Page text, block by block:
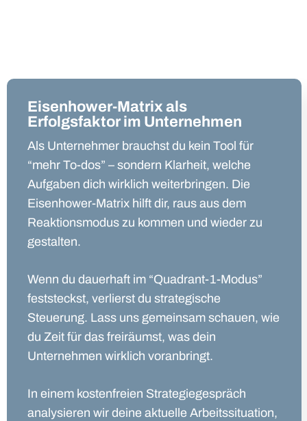
Eisenhower-Matrix als
Erfolgsfaktor im Unternehmen
Als Unternehmer brauchst du kein Tool für
“mehr To-dos” – sondern Klarheit, welche
Aufgaben dich wirklich weiterbringen. Die
Eisenhower-Matrix hilft dir, raus aus dem
Reaktionsmodus zu kommen und wieder zu
gestalten.
Wenn du dauerhaft im “Quadrant-1-Modus”
feststeckst, verlierst du strategische
Steuerung. Lass uns gemeinsam schauen, wie
du Zeit für das freiräumst, was dein
Unternehmen wirklich voranbringt.
In einem kostenfreien Strategiegespräch
analysieren wir deine aktuelle Arbeitssituation,